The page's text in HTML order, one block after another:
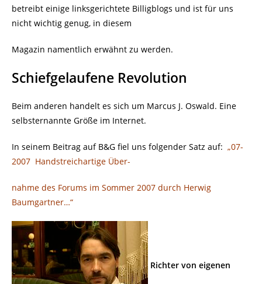
betreibt einige linksgerichtete Billigblogs und ist für uns
nicht wichtig genug, in diesem
Magazin namentlich erwähnt zu werden.
Schiefgelaufene Revolution
Beim anderen handelt es sich um Marcus J. Oswald. Eine
selbsternannte Größe im Internet.
In seinem Beitrag auf B&G fiel uns folgender Satz auf: „07-
2007 Handstreichartige Über-
nahme des Forums im Sommer 2007 durch Herwig
Baumgartner…“
Richter von eigenen